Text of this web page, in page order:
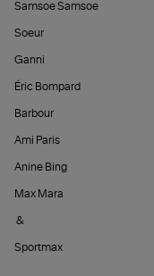
Samsoe Samsoe
Soeur
Ganni
Éric Bompard
Barbour
Ami Paris
Anine Bing
Max Mara
&
Sportmax